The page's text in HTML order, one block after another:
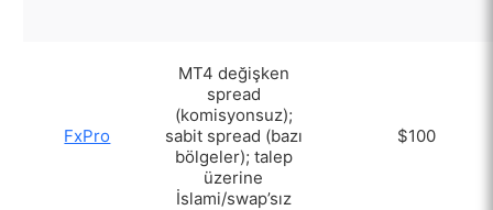
FxPro
MT4 değişken
spread
(komisyonsuz);
sabit spread (bazı
bölgeler); talep
üzerine
İslami/swap’sız
$100